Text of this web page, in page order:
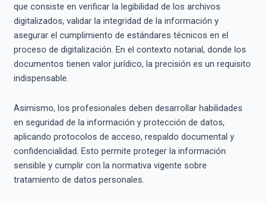
que consiste en verificar la legibilidad de los archivos
digitalizados, validar la integridad de la información y
asegurar el cumplimiento de estándares técnicos en el
proceso de digitalización. En el contexto notarial, donde los
documentos tienen valor jurídico, la precisión es un requisito
indispensable.
Asimismo, los profesionales deben desarrollar habilidades
en seguridad de la información y protección de datos,
aplicando protocolos de acceso, respaldo documental y
confidencialidad. Esto permite proteger la información
sensible y cumplir con la normativa vigente sobre
tratamiento de datos personales.